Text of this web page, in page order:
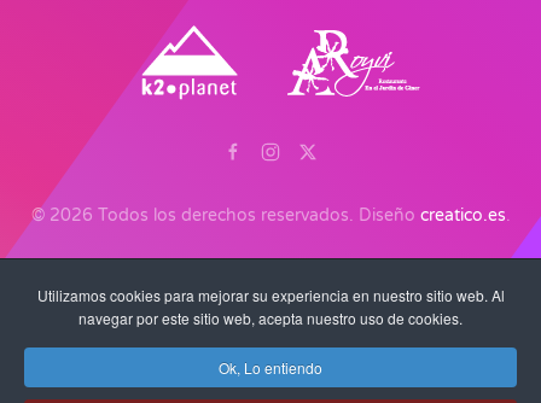
Utilizamos cookies para mejorar su experiencia en nuestro sitio web. Al
navegar por este sitio web, acepta nuestro uso de cookies.
Ok, Lo entiendo
© 2026 Todos los derechos reservados. Diseño creatico.es.